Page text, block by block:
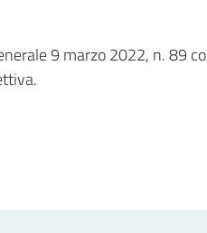
9 marzo 2022, n. 89
Linkedin